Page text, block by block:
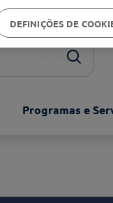
Programas e
DEFINIÇÕES DE